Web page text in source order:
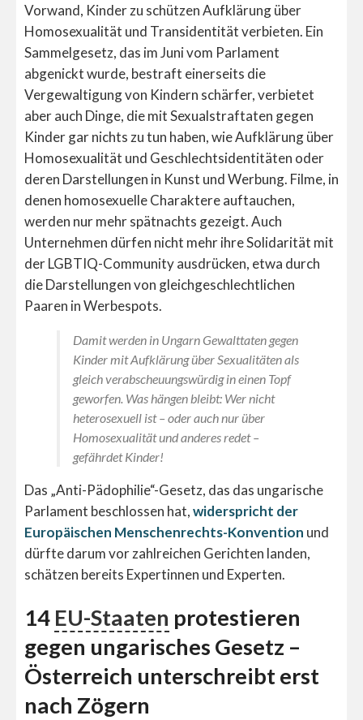
Vorwand, Kinder zu schützen Aufklärung über
Homosexualität und Transidentität verbieten. Ein
Sammelgesetz, das im Juni vom Parlament
abgenickt wurde, bestraft einerseits die
Vergewaltigung von Kindern schärfer, verbietet
aber auch Dinge, die mit Sexualstraftaten gegen
Kinder gar nichts zu tun haben, wie Aufklärung über
Homosexualität und Geschlechtsidentitäten oder
deren Darstellungen in Kunst und Werbung. Filme, in
denen homosexuelle Charaktere auftauchen,
werden nur mehr spätnachts gezeigt. Auch
Unternehmen dürfen nicht mehr ihre Solidarität mit
der LGBTIQ-Community ausdrücken, etwa durch
die Darstellungen von gleichgeschlechtlichen
Paaren in Werbespots.
Damit werden in Ungarn Gewalttaten gegen
Kinder mit Aufklärung über Sexualitäten als
gleich verabscheuungswürdig in einen Topf
geworfen. Was hängen bleibt: Wer nicht
heterosexuell ist – oder auch nur über
Homosexualität und anderes redet –
gefährdet Kinder!
Das „Anti-Pädophilie“-Gesetz, das das ungarische
Parlament beschlossen hat,widerspricht der
Europäischen Menschenrechts-Konvention und
dürfte darum vor zahlreichen Gerichten landen,
schätzen bereits Expertinnen und Experten.
14 EU-Staaten protestieren
gegen ungarisches Gesetz –
Österreich unterschreibt erst
nach Zögern